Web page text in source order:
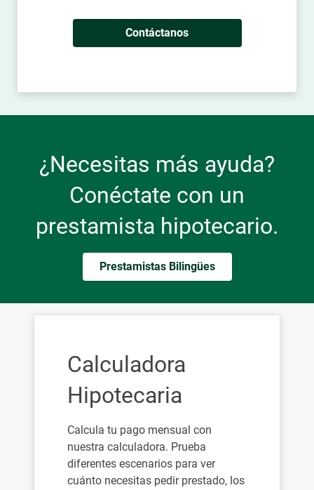
Contáctanos
¿Necesitas más ayuda?
Conéctate con un
prestamista hipotecario.
Prestamistas Bilingües
Calculadora
Hipotecaria
Calcula tu pago mensual con
nuestra calculadora. Prueba
diferentes escenarios para ver
cuánto necesitas pedir prestado, los